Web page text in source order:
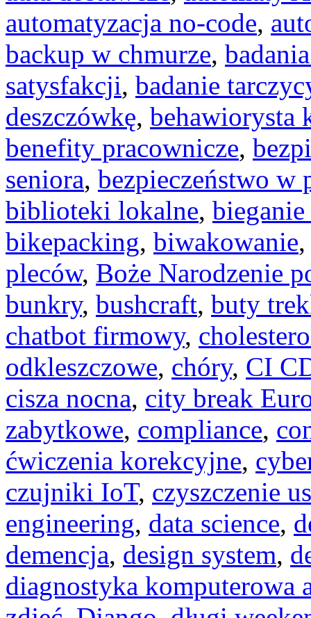
automatyzacja no-code,
backup w chmurze,
satysfakcji, badanie
deszczówkę, behawiorysta
benefity pracownicze,
seniora, bezpieczeństwo w
biblioteki lokalne,
bikepacking, biwakowanie
pleców, Boże Narodzenie
bunkry, bushcraft, buty
chatbot firmowy,
odkleszczowe, chóry, CI
cisza nocna, city break
zabytkowe, compliance,
ćwiczenia korekcyjne,
czujniki IoT, czyszczenie
engineering, data science,
demencja, design system,
diagnostyka komputerowa